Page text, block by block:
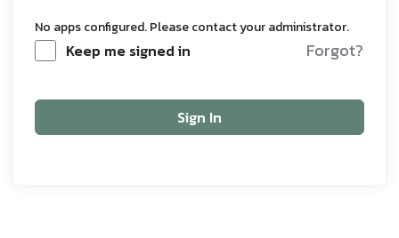
No apps configured. Please contact your administrator.
Keep me signed in Forgot?
Sign In